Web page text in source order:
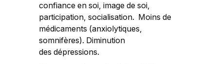
confiance en soi, image de soi,
participation, socialisation. Moins de
médicaments (anxiolytiques,
somnifères). Diminution
des dépressions.